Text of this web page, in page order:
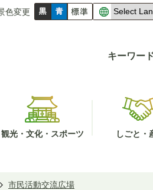
色変更
キーワー
観光・文化・スポーツ しごと・
市民活動交流広場